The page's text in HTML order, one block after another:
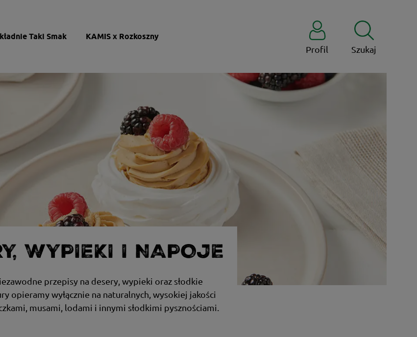
Taki Smak KAMIS x Rozkoszny
Profil Szukaj
WYPIEKI I NAPOJE
przepisy na desery, wypieki oraz słodkie
opieramy wyłącznie na naturalnych, wysokiej jakości
musami, lodami i innymi słodkimi pysznościami.